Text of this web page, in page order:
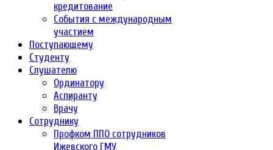
кредитование
События с международным
участием
Поступающему
Студенту
Слушателю
Ординатору
Аспиранту
Врачу
Сотруднику
Профком ППО сотрудников
Ижевского ГМУ